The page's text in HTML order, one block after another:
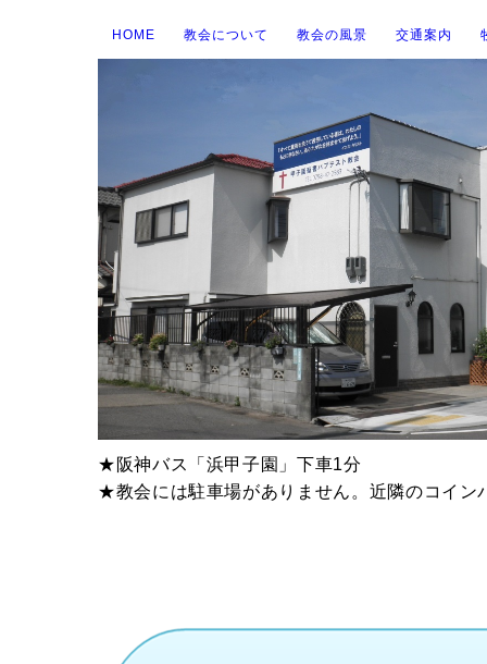
HOME 教会について 教会の風景 交通案内
★阪神バス「浜甲子園」下車1分
★教会には駐車場がありません。近隣のコイン